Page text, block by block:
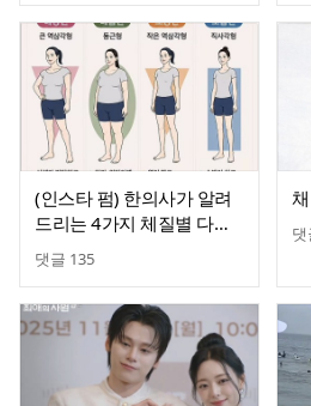
(인스타 펌) 한의사가 알려
드리는 4가지 체질별 다이
어트
댓글 135
댓